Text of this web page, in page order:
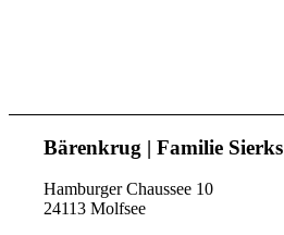
Bärenkrug | Familie Sierks
Hamburger Chaussee 10
24113 Molfsee